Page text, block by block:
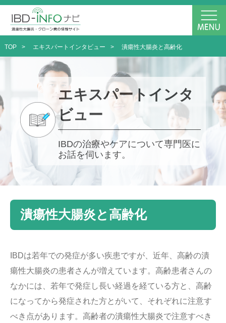
TOP > エキスパートインタビュー > 潰瘍性大腸炎と高齢化
エキスパートインタ
ビュー
IBDの治療やケアについて専門医に
お話を伺います。
潰瘍性大腸炎と高齢化
IBDは若年での発症が多い疾患ですが、近年、高齢の潰
瘍性大腸炎の患者さんが増えています。高齢患者さんの
なかには、若年で発症し長い経過を経ている方と、高齢
になってから発症された方とがいて、それぞれに注意す
べき点があります。高齢者の潰瘍性大腸炎で注意すべき